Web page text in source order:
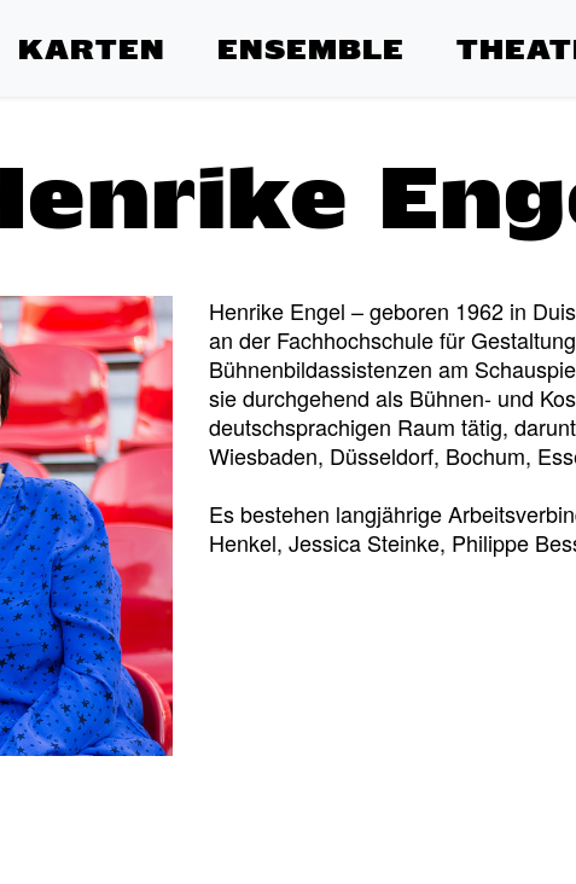
KARTEN ENSEMBLE
Henrike Engel – geboren 1962 in
an der Fachhochschule für
Bühnenbildassistenzen am
sie durchgehend als Bühnen- und
deutschsprachigen Raum tätig,
Wiesbaden, Düsseldorf, Bochum,
Es bestehen langjährige
Henkel, Jessica Steinke, Philippe